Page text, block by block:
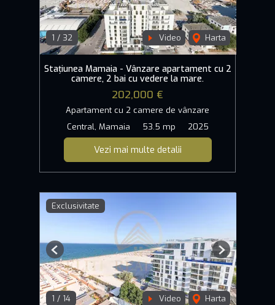
1 / 32 Video Harta
Stațiunea Mamaia - Vânzare apartament cu 2
camere, 2 bai cu vedere la mare.
202,000 €
Apartament cu 2 camere de vânzare
Central, Mamaia
53.5 mp 2025
Vezi mai multe detalii
Exclusivitate
1 / 14 Video Harta
Previous Next